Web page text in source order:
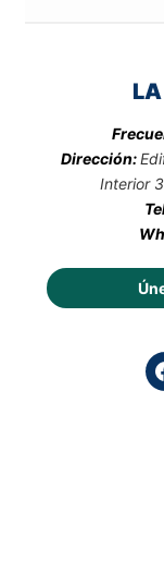
Dirección:
Interior